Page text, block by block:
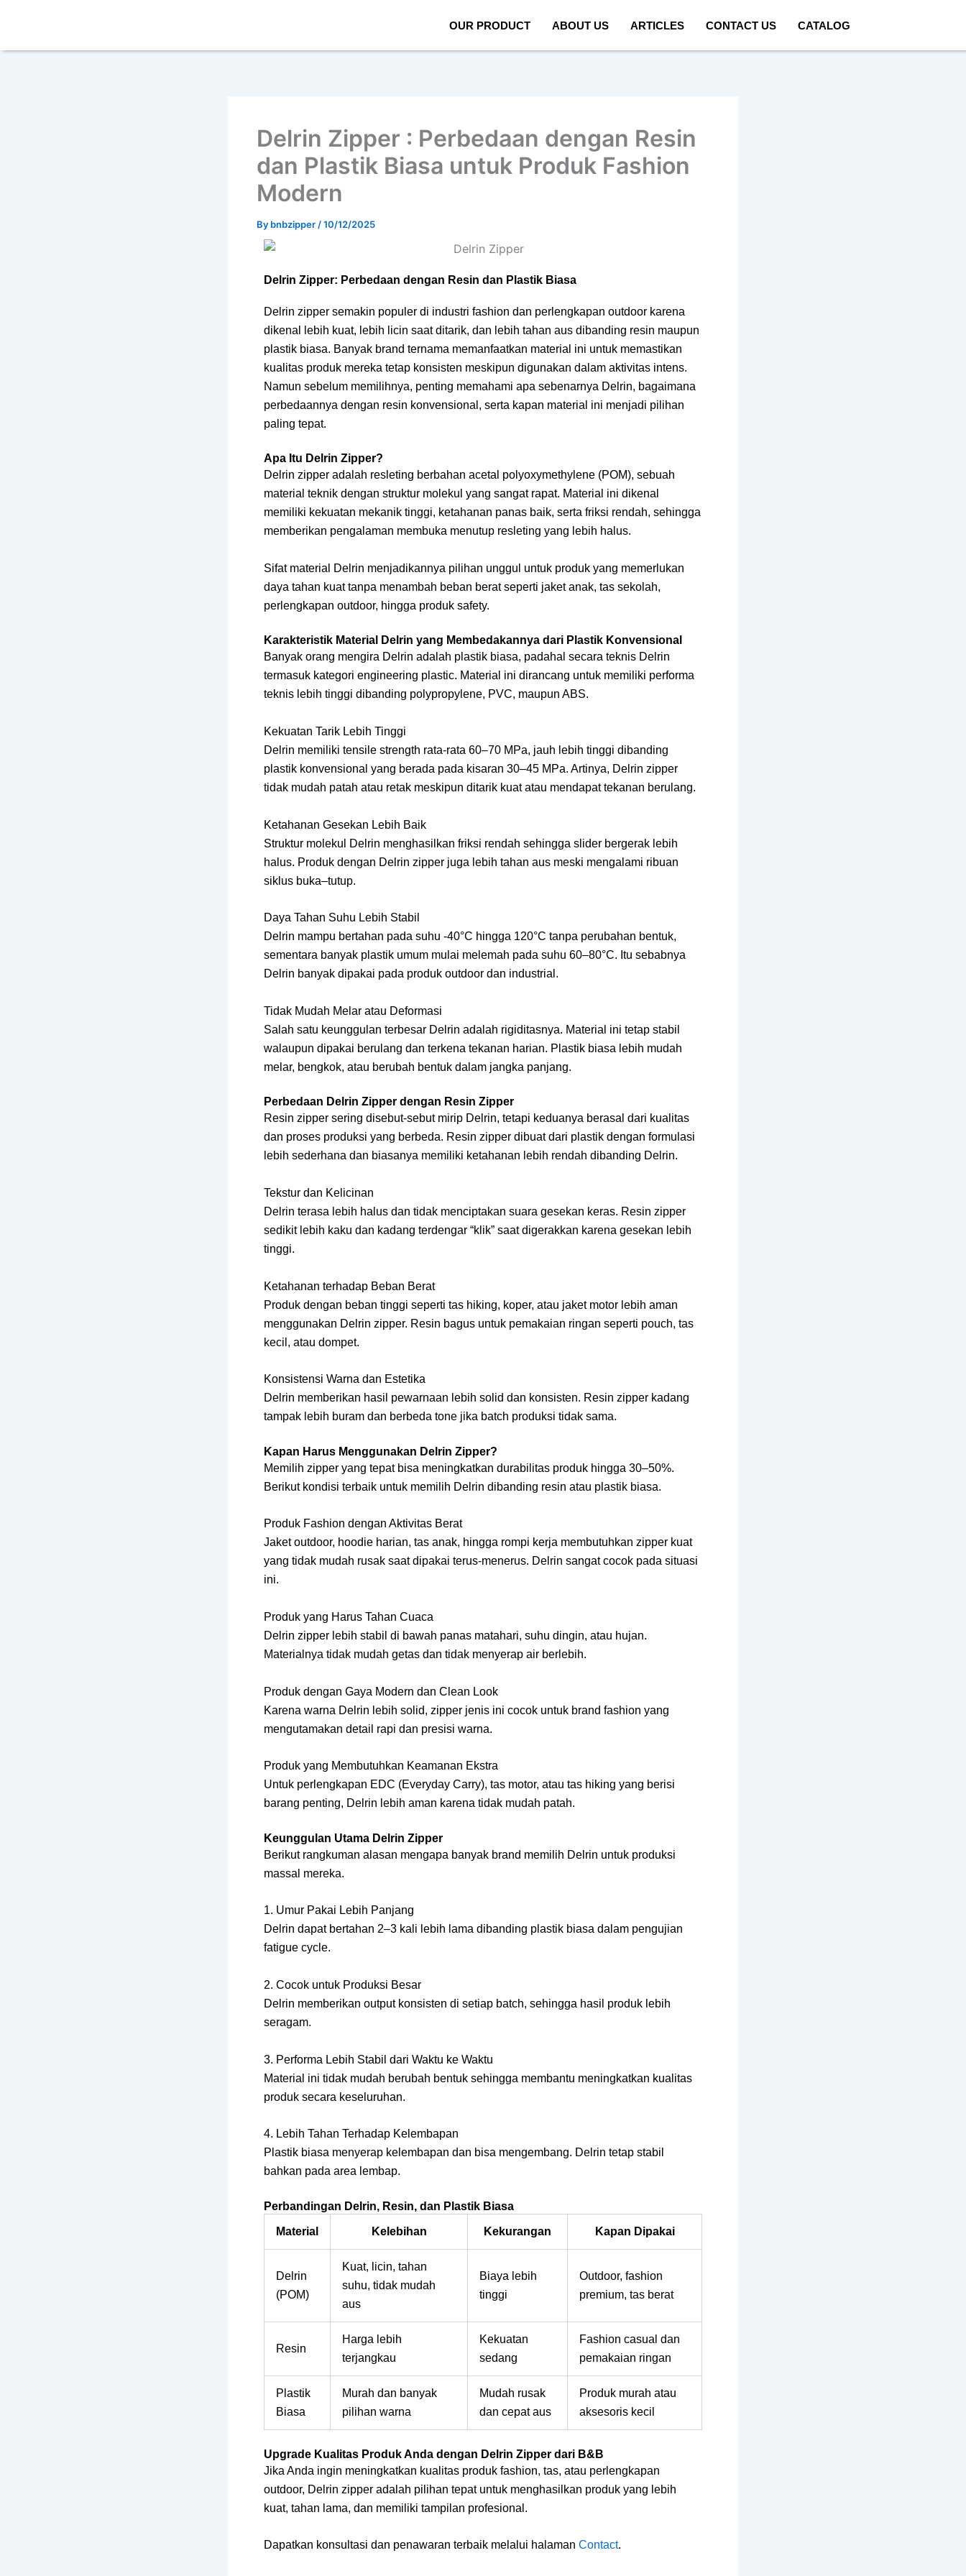
OUR PRODUCT ABOUT US ARTICLES CONTACT US CATALOG
Delrin Zipper : Perbedaan dengan Resin
dan Plastik Biasa untuk Produk Fashion
Modern
By bnbzipper /10/12/2025
Delrin Zipper: Perbedaan dengan Resin dan Plastik Biasa
Delrin zipper semakin populer di industri fashion dan perlengkapan outdoor karena
dikenal lebih kuat, lebih licin saat ditarik, dan lebih tahan aus dibanding resin maupun
plastik biasa. Banyak brand ternama memanfaatkan material ini untuk memastikan
kualitas produk mereka tetap konsisten meskipun digunakan dalam aktivitas intens.
Namun sebelum memilihnya, penting memahami apa sebenarnya Delrin, bagaimana
perbedaannya dengan resin konvensional, serta kapan material ini menjadi pilihan
paling tepat.
Apa Itu Delrin Zipper?
Delrin zipper adalah resleting berbahan acetal polyoxymethylene (POM), sebuah
material teknik dengan struktur molekul yang sangat rapat. Material ini dikenal
memiliki kekuatan mekanik tinggi, ketahanan panas baik, serta friksi rendah, sehingga
memberikan pengalaman membuka menutup resleting yang lebih halus.
Sifat material Delrin menjadikannya pilihan unggul untuk produk yang memerlukan
daya tahan kuat tanpa menambah beban berat seperti jaket anak, tas sekolah,
perlengkapan outdoor, hingga produk safety.
Karakteristik Material Delrin yang Membedakannya dari Plastik Konvensional
Banyak orang mengira Delrin adalah plastik biasa, padahal secara teknis Delrin
termasuk kategori engineering plastic. Material ini dirancang untuk memiliki performa
teknis lebih tinggi dibanding polypropylene, PVC, maupun ABS.
Kekuatan Tarik Lebih Tinggi
Delrin memiliki tensile strength rata-rata 60–70 MPa, jauh lebih tinggi dibanding
plastik konvensional yang berada pada kisaran 30–45 MPa. Artinya, Delrin zipper
tidak mudah patah atau retak meskipun ditarik kuat atau mendapat tekanan berulang.
Ketahanan Gesekan Lebih Baik
Struktur molekul Delrin menghasilkan friksi rendah sehingga slider bergerak lebih
halus. Produk dengan Delrin zipper juga lebih tahan aus meski mengalami ribuan
siklus buka–tutup.
Daya Tahan Suhu Lebih Stabil
Delrin mampu bertahan pada suhu -40°C hingga 120°C tanpa perubahan bentuk,
sementara banyak plastik umum mulai melemah pada suhu 60–80°C. Itu sebabnya
Delrin banyak dipakai pada produk outdoor dan industrial.
Tidak Mudah Melar atau Deformasi
Salah satu keunggulan terbesar Delrin adalah rigiditasnya. Material ini tetap stabil
walaupun dipakai berulang dan terkena tekanan harian. Plastik biasa lebih mudah
melar, bengkok, atau berubah bentuk dalam jangka panjang.
Perbedaan Delrin Zipper dengan Resin Zipper
Resin zipper sering disebut-sebut mirip Delrin, tetapi keduanya berasal dari kualitas
dan proses produksi yang berbeda. Resin zipper dibuat dari plastik dengan formulasi
lebih sederhana dan biasanya memiliki ketahanan lebih rendah dibanding Delrin.
Tekstur dan Kelicinan
Delrin terasa lebih halus dan tidak menciptakan suara gesekan keras. Resin zipper
sedikit lebih kaku dan kadang terdengar “klik” saat digerakkan karena gesekan lebih
tinggi.
Ketahanan terhadap Beban Berat
Produk dengan beban tinggi seperti tas hiking, koper, atau jaket motor lebih aman
menggunakan Delrin zipper. Resin bagus untuk pemakaian ringan seperti pouch, tas
kecil, atau dompet.
Konsistensi Warna dan Estetika
Delrin memberikan hasil pewarnaan lebih solid dan konsisten. Resin zipper kadang
tampak lebih buram dan berbeda tone jika batch produksi tidak sama.
Kapan Harus Menggunakan Delrin Zipper?
Memilih zipper yang tepat bisa meningkatkan durabilitas produk hingga 30–50%.
Berikut kondisi terbaik untuk memilih Delrin dibanding resin atau plastik biasa.
Produk Fashion dengan Aktivitas Berat
Jaket outdoor, hoodie harian, tas anak, hingga rompi kerja membutuhkan zipper kuat
yang tidak mudah rusak saat dipakai terus-menerus. Delrin sangat cocok pada situasi
ini.
Produk yang Harus Tahan Cuaca
Delrin zipper lebih stabil di bawah panas matahari, suhu dingin, atau hujan.
Materialnya tidak mudah getas dan tidak menyerap air berlebih.
Produk dengan Gaya Modern dan Clean Look
Karena warna Delrin lebih solid, zipper jenis ini cocok untuk brand fashion yang
mengutamakan detail rapi dan presisi warna.
Produk yang Membutuhkan Keamanan Ekstra
Untuk perlengkapan EDC (Everyday Carry), tas motor, atau tas hiking yang berisi
barang penting, Delrin lebih aman karena tidak mudah patah.
Keunggulan Utama Delrin Zipper
Berikut rangkuman alasan mengapa banyak brand memilih Delrin untuk produksi
massal mereka.
1. Umur Pakai Lebih Panjang
Delrin dapat bertahan 2–3 kali lebih lama dibanding plastik biasa dalam pengujian
fatigue cycle.
2. Cocok untuk Produksi Besar
Delrin memberikan output konsisten di setiap batch, sehingga hasil produk lebih
seragam.
3. Performa Lebih Stabil dari Waktu ke Waktu
Material ini tidak mudah berubah bentuk sehingga membantu meningkatkan kualitas
produk secara keseluruhan.
4. Lebih Tahan Terhadap Kelembapan
Plastik biasa menyerap kelembapan dan bisa mengembang. Delrin tetap stabil
bahkan pada area lembap.
Perbandingan Delrin, Resin, dan Plastik Biasa
Material Kelebihan Kekurangan Kapan Dipakai
Delrin
(POM)
Kuat, licin, tahan
suhu, tidak mudah
aus
Biaya lebih
tinggi
Outdoor, fashion
premium, tas berat
Resin
Harga lebih
terjangkau
Kekuatan
sedang
Fashion casual dan
pemakaian ringan
Plastik
Biasa
Murah dan banyak
pilihan warna
Mudah rusak
dan cepat aus
Produk murah atau
aksesoris kecil
Upgrade Kualitas Produk Anda dengan Delrin Zipper dari B&B
Jika Anda ingin meningkatkan kualitas produk fashion, tas, atau perlengkapan
outdoor, Delrin zipper adalah pilihan tepat untuk menghasilkan produk yang lebih
kuat, tahan lama, dan memiliki tampilan profesional.
Dapatkan konsultasi dan penawaran terbaik melalui halaman Contact.